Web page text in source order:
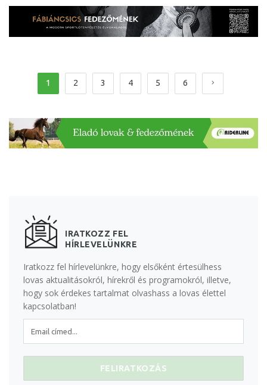
1 2 3 4 5 6
IRATKOZZ FEL
HÍRLEVELÜNKRE
Iratkozz fel hírlevelünkre, hogy elsőként értesülhess
lovas aktualitásokról, hírekről és programokról, illetve,
hogy sok érdekes tartalmat olvashass a lovas élettel
kapcsolatban!